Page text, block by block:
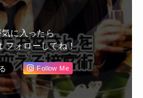
に入ったら
フォローしてね！
Follow Me